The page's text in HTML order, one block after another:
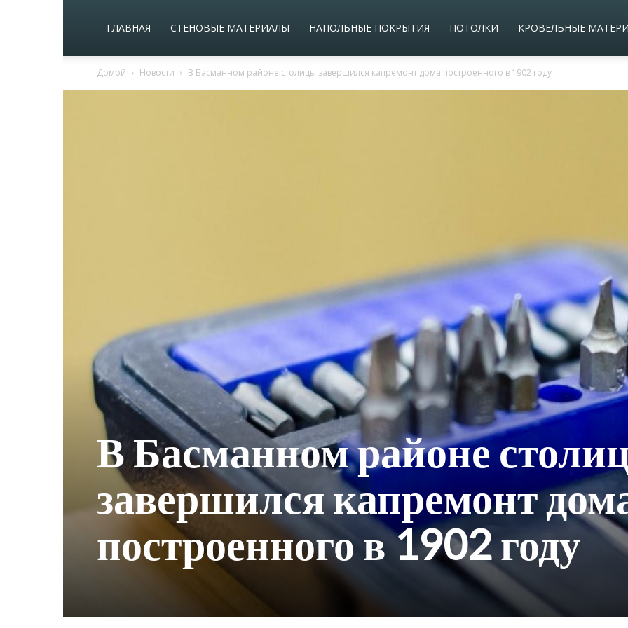
ГЛАВНАЯ СТЕНОВЫЕ МАТЕРИАЛЫ НАПОЛЬНЫЕ ПОКРЫТИЯ ПОТОЛКИ КРОВЕЛЬНЫЕ
Домой Новости В Басманном районе столицы завершился капремонт дома построенного в 1902 году
В Басманном районе
завершился капремонт
построенного в 1902 году